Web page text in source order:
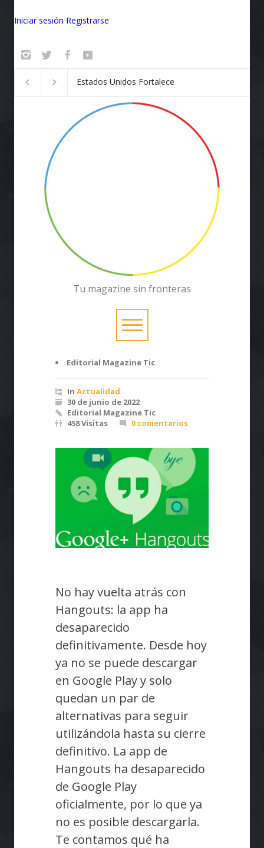
Iniciar sesión Registrarse
Badalona se convierte en el
epicentro de la innovación
Tu magazine sin fronteras
Editorial Magazine Tic
In Actualidad
30 de junio de 2022
Editorial Magazine Tic
458 Visitas
0 comentarios
No hay vuelta atrás con
Hangouts: la app ha
desaparecido
definitivamente. Desde hoy
ya no se puede descargar
en Google Play y solo
quedan un par de
alternativas para seguir
utilizándola hasta su cierre
definitivo. La app de
Hangouts ha desaparecido
de Google Play
oficialmente, por lo que ya
no es posible descargarla.
Te contamos qué ha